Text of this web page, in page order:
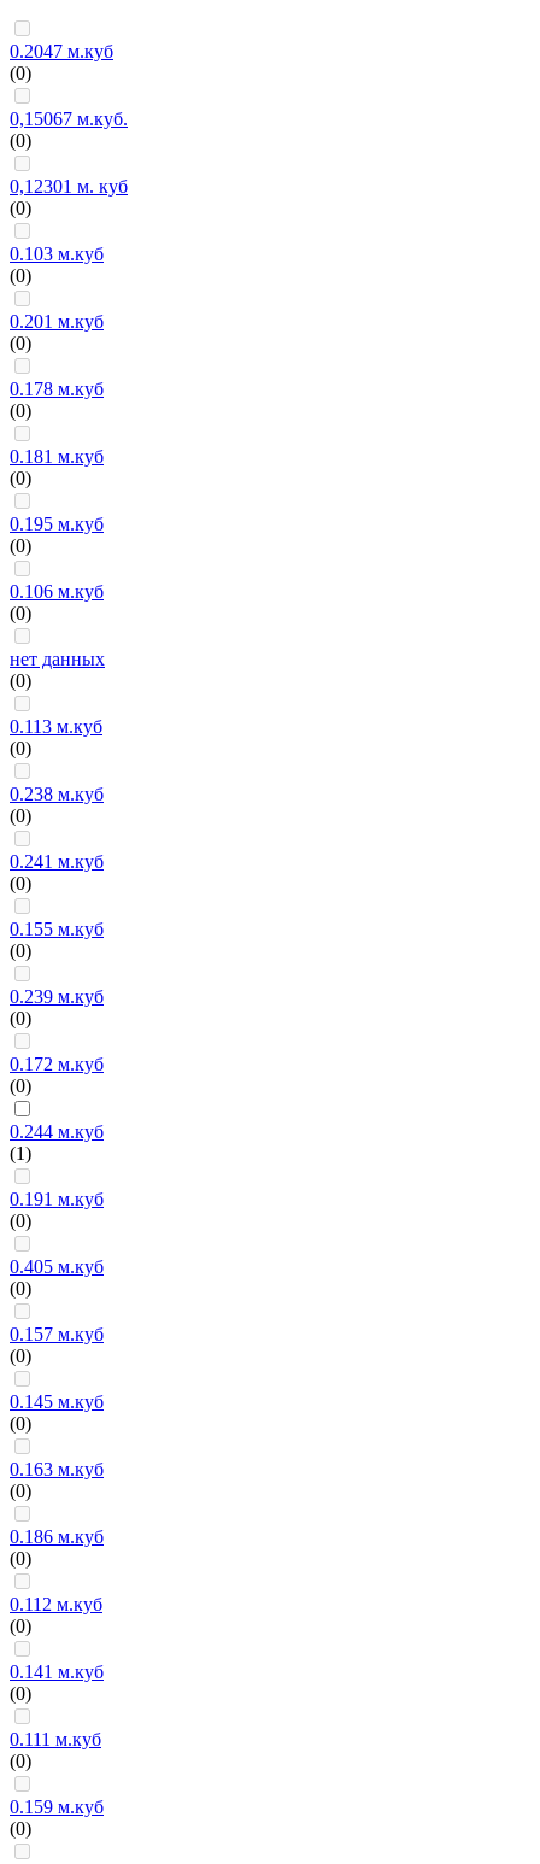
0.2047 м.куб
(0)
0,15067 м.куб.
(0)
0,12301 м. куб
(0)
0.103 м.куб
(0)
0.201 м.куб
(0)
0.178 м.куб
(0)
0.181 м.куб
(0)
0.195 м.куб
(0)
0.106 м.куб
(0)
нет данных
(0)
0.113 м.куб
(0)
0.238 м.куб
(0)
0.241 м.куб
(0)
0.155 м.куб
(0)
0.239 м.куб
(0)
0.172 м.куб
(0)
0.244 м.куб
(1)
0.191 м.куб
(0)
0.405 м.куб
(0)
0.157 м.куб
(0)
0.145 м.куб
(0)
0.163 м.куб
(0)
0.186 м.куб
(0)
0.112 м.куб
(0)
0.141 м.куб
(0)
0.111 м.куб
(0)
0.159 м.куб
(0)